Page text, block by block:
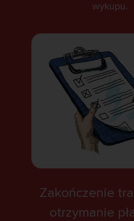
wykupu.
Zakończenie
otrzymanie